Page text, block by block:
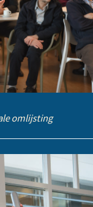
omlijsting